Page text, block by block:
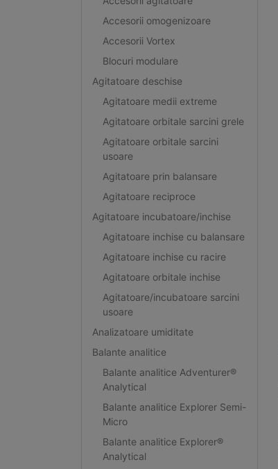
Accesorii omogenizoare
Accesorii Vortex
Blocuri modulare
Agitatoare deschise
Agitatoare medii extreme
Agitatoare orbitale sarcini grele
Agitatoare orbitale sarcini
usoare
Agitatoare prin balansare
Agitatoare reciproce
Agitatoare incubatoare/inchise
Agitatoare inchise cu balansare
Agitatoare inchise cu racire
Agitatoare orbitale inchise
Agitatoare/incubatoare sarcini
usoare
Analizatoare umiditate
Balante analitice
Balante analitice Adventurer®
Analytical
Balante analitice Explorer Semi-
Micro
Balante analitice Explorer®
Analytical